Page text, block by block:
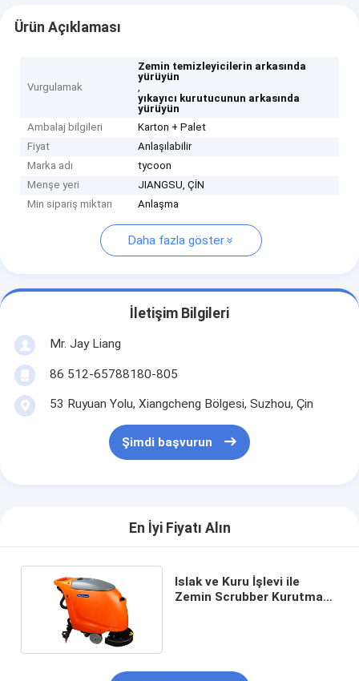
Ürün Açıklaması
Vurgulamak
Zemin temizleyicilerin arkasında
yürüyün
,
yıkayıcı kurutucunun arkasında
yürüyün
Ambalaj bilgileri
Karton + Palet
Fiyat
Anlaşılabilir
Marka adı
tycoon
Menşe yeri
JIANGSU, ÇİN
Min sipariş miktarı
Anlaşma
Daha fazla göster
İletişim Bilgileri
Mr. Jay Liang
86 512-65788180-805
53 Ruyuan Yolu, Xiangcheng Bölgesi, Suzhou, Çin
Şimdi başvurun
En İyi Fiyatı Alın
Islak ve Kuru İşlevi ile
Zemin Scrubber Kurutma